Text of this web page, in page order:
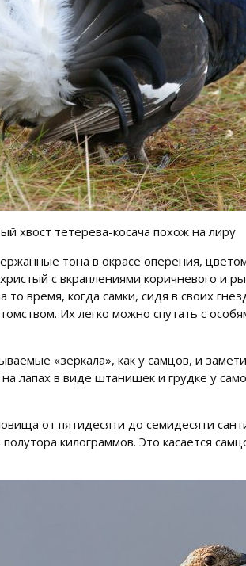
хвост тетерева-косача похож на лиру
тона в окрасе оперения,
с вкраплениями коричневого и
то время, когда самки, сидя в своих
Их легко можно спутать с
«зеркала», как у самцов, и
лапах в виде штанишек и грудке у
от пятидесяти до семидесяти
килограммов. Это касается